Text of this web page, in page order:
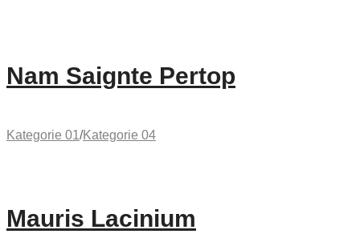
Nam Saignte Pertop
Kategorie 01/Kategorie 04
Mauris Lacinium